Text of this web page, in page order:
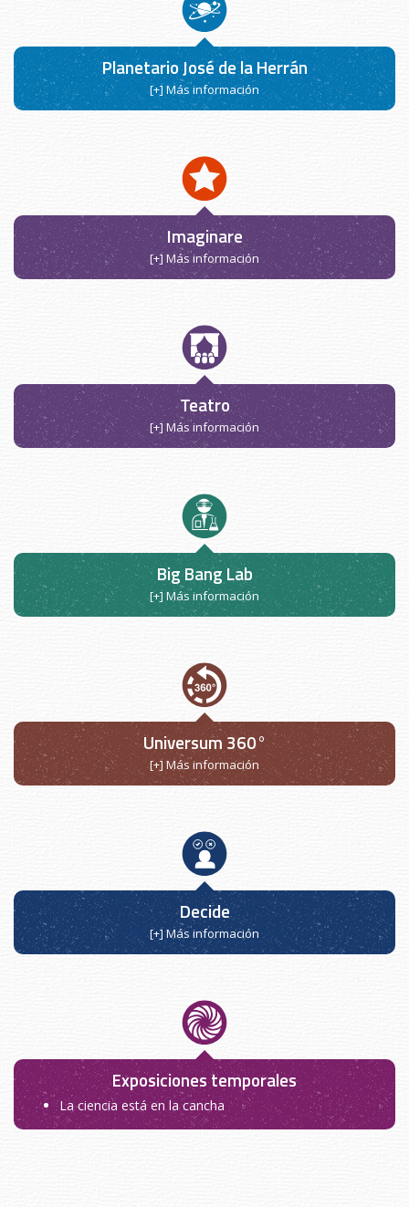
Planetario José de la Herrán
[+] Más información
Imaginare
[+] Más información
Teatro
[+] Más información
Big Bang Lab
[+] Más información
Universum 360°
[+] Más información
Decide
[+] Más información
Exposiciones temporales
La ciencia está en la cancha